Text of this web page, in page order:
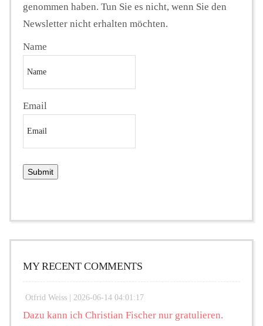
genommen haben. Tun Sie es nicht, wenn Sie den
Newsletter nicht erhalten möchten.
Name
Email
MY RECENT COMMENTS
Otfrid Weiss | 2026-06-14 04:01:17
Dazu kann ich Christian Fischer nur gratulieren.